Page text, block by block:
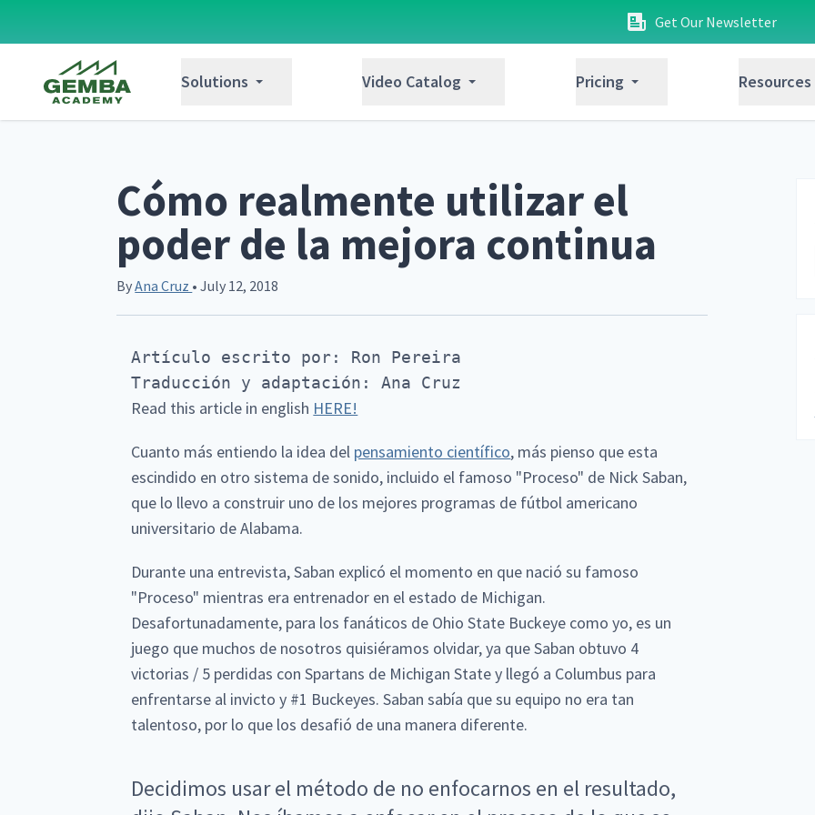
Get Our Newsletter
Solutions Video Catalog Pricing Resources
Cómo realmente utilizar el
poder de la mejora continua
ByAna Cruz • July 12, 2018
Artículo escrito por: Ron Pereira
Traducción y adaptación: Ana Cruz
Read this article in english HERE!
Cuanto más entiendo la idea del pensamiento científico, más pienso que esta
escindido en otro sistema de sonido, incluido el famoso "Proceso" de Nick Saban,
que lo llevo a construir uno de los mejores programas de fútbol americano
universitario de Alabama.
Durante una entrevista, Saban explicó el momento en que nació su famoso
"Proceso" mientras era entrenador en el estado de Michigan.
Desafortunadamente, para los fanáticos de Ohio State Buckeye como yo, es un
juego que muchos de nosotros quisiéramos olvidar, ya que Saban obtuvo 4
victorias / 5 perdidas con Spartans de Michigan State y llegó a Columbus para
enfrentarse al invicto y #1 Buckeyes. Saban sabía que su equipo no era tan
talentoso, por lo que los desafió de una manera diferente.
Decidimos usar el método de no enfocarnos en el resultado,